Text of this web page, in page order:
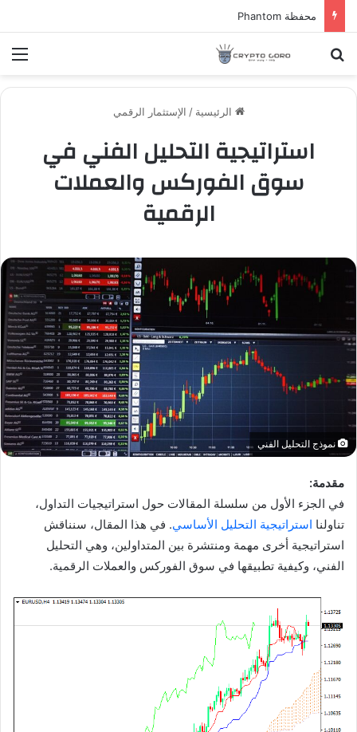
محفظة Phantom
بحث عن
الرئيسية / الإستثمار الرقمي
استراتيجية التحليل الفني في
سوق الفوركس والعملات
الرقمية
نموذج التحليل الفني
مقدمة:
في الجزء الأول من سلسلة المقالات حول استراتيجيات التداول،
تناولنا استراتيجية التحليل الأساسي. في هذا المقال، سنناقش
استراتيجية أخرى مهمة ومنتشرة بين المتداولين، وهي التحليل
الفني، وكيفية تطبيقها في سوق الفوركس والعملات الرقمية.